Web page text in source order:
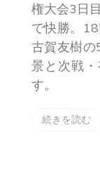
権大会3日
で快勝。
古賀友樹
景と次戦
す。
続きを読む